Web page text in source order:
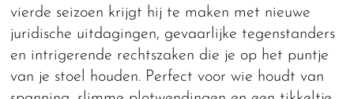
vierde seizoen krijgt hij te maken met nieuwe
juridische uitdagingen, gevaarlijke tegenstanders
en intrigerende rechtszaken die je op het puntje
van je stoel houden. Perfect voor wie houdt van